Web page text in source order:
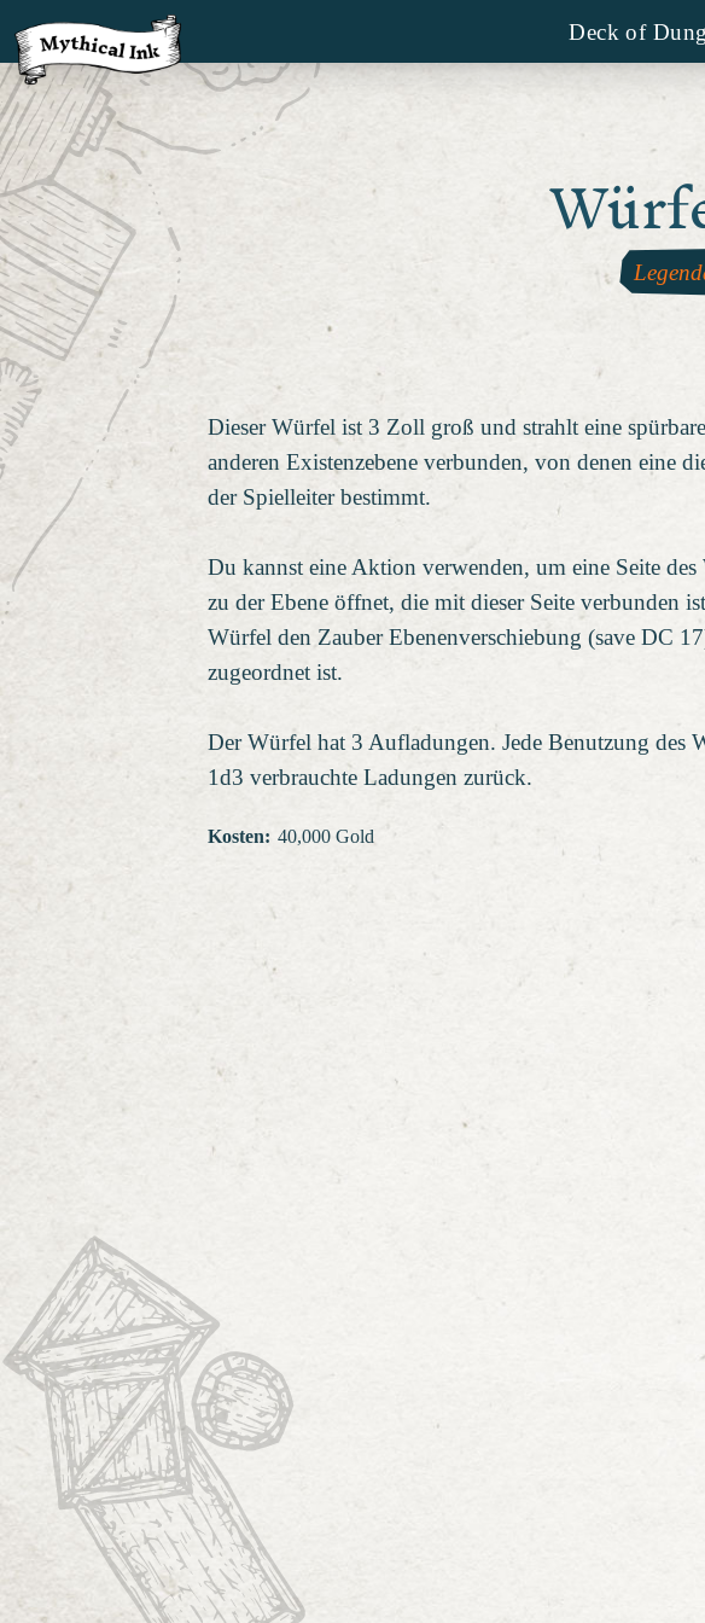
Deck of
Dieser Würfel ist 3 Zoll groß und strahlt eine
anderen Existenzebene verbunden, von denen eine
der Spielleiter bestimmt.
Du kannst eine Aktion verwenden, um eine Seite
zu der Ebene öffnet, die mit dieser Seite verbunden
Würfel den Zauber Ebenenverschiebung (save DC
zugeordnet ist.
Der Würfel hat 3 Aufladungen. Jede Benutzung des
1d3 verbrauchte Ladungen zurück.
Kosten: 40,000 Gold